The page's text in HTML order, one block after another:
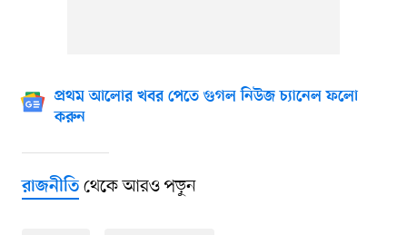
প্রথম আলোর খবর পেতে গুগল নিউজ চ্যানেল ফলো
করুন
রাজনীতিথেকে আরও পড়ুন